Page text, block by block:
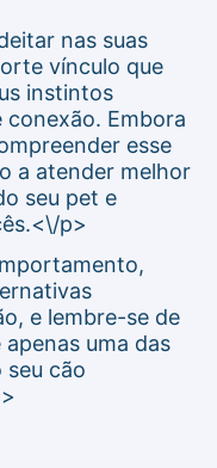
nas suas
vínculo que
instintos
Embora
esse
a atender melhor
seu pet e
p>
e lembre-se de
uma das
seu cão